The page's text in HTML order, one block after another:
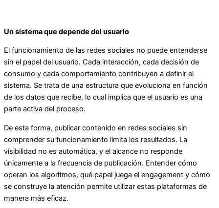
Un sistema que depende del usuario
El funcionamiento de las redes sociales no puede entenderse
sin el papel del usuario. Cada interacción, cada decisión de
consumo y cada comportamiento contribuyen a definir el
sistema. Se trata de una estructura que evoluciona en función
de los datos que recibe, lo cual implica que el usuario es una
parte activa del proceso.
De esta forma, publicar contenido en redes sociales sin
comprender su funcionamiento limita los resultados. La
visibilidad no es automática, y el alcance no responde
únicamente a la frecuencia de publicación. Entender cómo
operan los algoritmos, qué papel juega el engagement y cómo
se construye la atención permite utilizar estas plataformas de
manera más eficaz.